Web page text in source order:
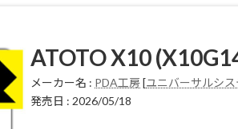
ATOTO X10
メーカー名 : PDA工房[ユニバーサルシ
発売日 : 2026/05/18